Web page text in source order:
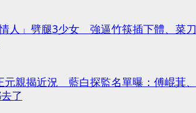
人」劈腿3少女 強逼竹筷插下體、菜刀
元親揭近況 藍白探監名單曝：傅崐萁、
了